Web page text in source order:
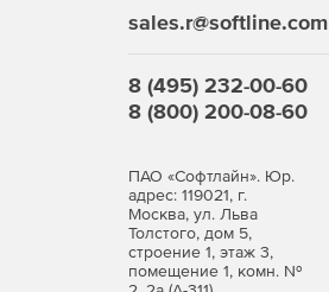
sales.r@softline.com
8 (495) 232-00-60
8 (800) 200-08-60
ПАО «Софтлайн». Юр.
адрес: 119021, г.
Москва, ул. Льва
Толстого, дом 5,
строение 1, этаж 3,
помещение 1, комн. №